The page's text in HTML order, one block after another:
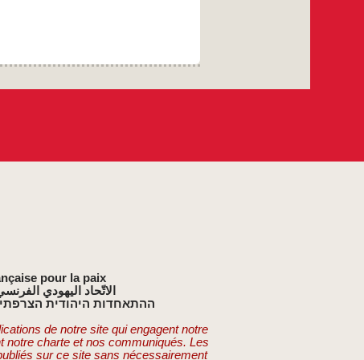
pour la paix
الاتّحاد اليهودي
ההתאחדות היהודית
de notre site qui engagent notre
notre charte et nos communiqués. Les
sur ce site sans nécessairement